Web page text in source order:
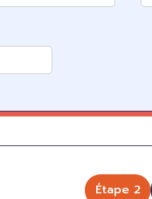
Étape 2